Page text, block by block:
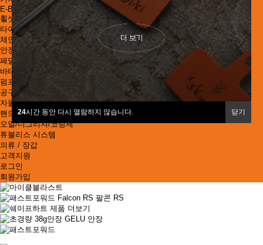
24시간 동안 다시 열람하지 않습니다. 닫기
E-BIKE
휠셋
타이어/튜브
체인/링크
안장 / 싯포스트 / 핸들바
페달
바테잎 / 그립
펌프
공구 / 물병케이지
자물쇠 / 디스크 락
핸드폰거치대
오일/디그리셔/코팅제
튜블리스 시스템
의류 / 장갑
고객지원
로그인
회원가입
로그인 회원가입